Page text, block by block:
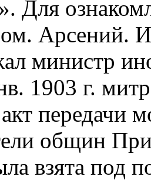
Для
Арсений.
министр
1903 г.
передачи
общин
взята под